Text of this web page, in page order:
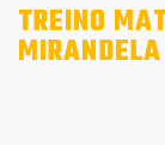
TREINO
MIRANDELA